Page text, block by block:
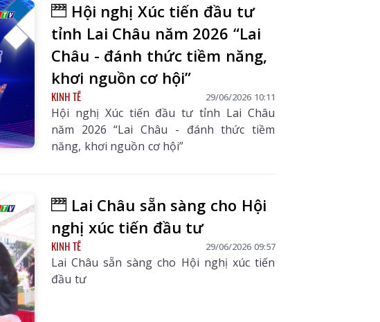
Hội nghị Xúc tiến đầu tư
tỉnh Lai Châu năm 2026 “Lai
Châu - đánh thức tiềm năng,
khơi nguồn cơ hội”
KINH TẾ 29/06/2026 10:11
Hội nghị Xúc tiến đầu tư tỉnh Lai Châu
năm 2026 “Lai Châu - đánh thức tiềm
năng, khơi nguồn cơ hội”
Lai Châu sẵn sàng cho Hội
nghị xúc tiến đầu tư
KINH TẾ 29/06/2026 09:57
Lai Châu sẵn sàng cho Hội nghị xúc tiến
đầu tư